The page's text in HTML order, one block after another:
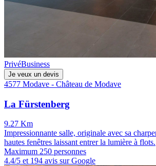
PrivéBusiness
Je veux un devis
4577 Modave - Château de Modave
La Fürstenberg
9.27 Km
Impressionnante salle, originale avec sa
hautes fenêtres laissant entrer la lumière à flots.
Maximum 250 personnes
4.4/5 et 194 avis sur Google